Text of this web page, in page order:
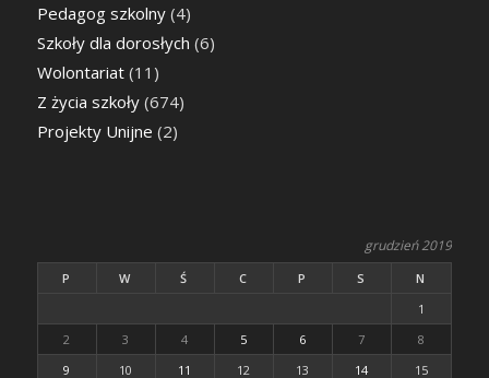
Pedagog szkolny(4)
Szkoły dla dorosłych (6)
Wolontariat(11)
Z życia szkoły(674)
Projekty Unijne (2)
grudzień 2019
P W Ś C P S
N
1
2
3 4 5 6 7
8
9
10 11 12 13 14 15